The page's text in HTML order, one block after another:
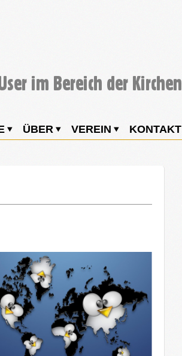
ÜBER VEREIN KONTAKT